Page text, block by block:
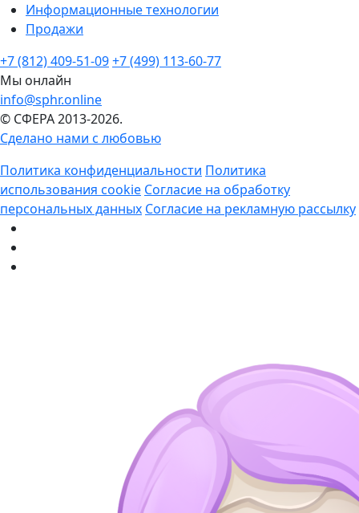
Информационные технологии
Продажи
+7 (812) 409-51-09+7 (499) 113-60-77
Мы онлайн
info@sphr.online
© СФЕРА 2013-2026.
Сделано нами с любовью
Политика конфиденциальности Политика
использования cookie Согласие на обработку
персональных данных Согласие на рекламную рассылку